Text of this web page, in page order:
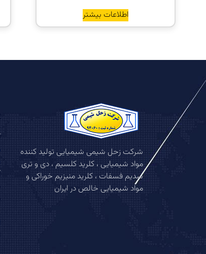
اطلاعات بیشتر
شرکت زحل شیمی شیمیایی تولید کننده
مواد شیمیایی ، کلرید کلسیم ، دی و تری
سدیم فسفات ، کلرید منیزیم خوراکی و
مواد شیمیایی خالص در ایران